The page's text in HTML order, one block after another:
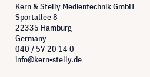
Kern & Stelly Medientechnik GmbH
Sportallee 8
22335 Hamburg
Germany
040 / 57 20 14 0
info@kern-stelly.de